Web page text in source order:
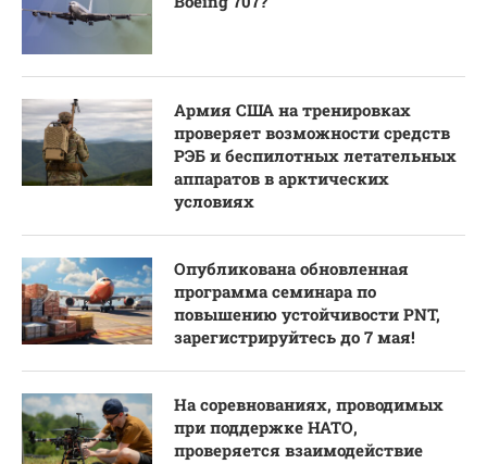
Армия США на тренировках
проверяет возможности средств
РЭБ и беспилотных летательных
аппаратов в арктических
условиях
Опубликована обновленная
программа семинара по
повышению устойчивости PNT,
зарегистрируйтесь до 7 мая!
На соревнованиях, проводимых
при поддержке НАТО,
проверяется взаимодействие